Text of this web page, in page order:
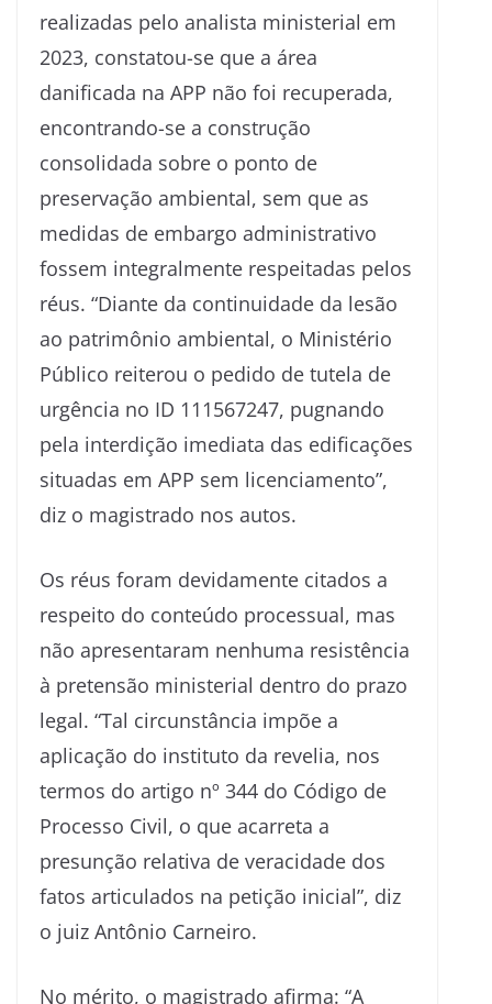
realizadas pelo analista ministerial em
2023, constatou-se que a área
danificada na APP não foi recuperada,
encontrando-se a construção
consolidada sobre o ponto de
preservação ambiental, sem que as
medidas de embargo administrativo
fossem integralmente respeitadas pelos
réus. “Diante da continuidade da lesão
ao patrimônio ambiental, o Ministério
Público reiterou o pedido de tutela de
urgência no ID 111567247, pugnando
pela interdição imediata das edificações
situadas em APP sem licenciamento”,
diz o magistrado nos autos.
Os réus foram devidamente citados a
respeito do conteúdo processual, mas
não apresentaram nenhuma resistência
à pretensão ministerial dentro do prazo
legal. “Tal circunstância impõe a
aplicação do instituto da revelia, nos
termos do artigo nº 344 do Código de
Processo Civil, o que acarreta a
presunção relativa de veracidade dos
fatos articulados na petição inicial”, diz
o juiz Antônio Carneiro.
No mérito, o magistrado afirma: “A